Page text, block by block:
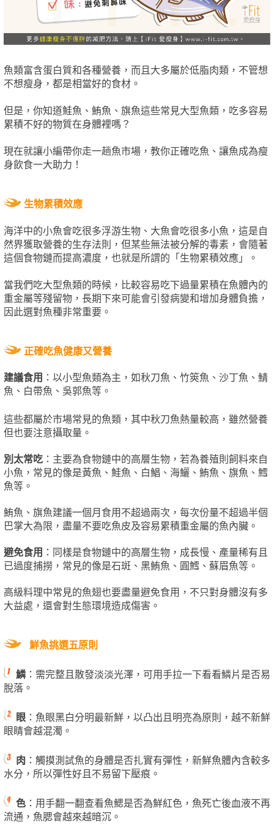
魚類富含蛋白質和各種營養，而且大多屬於低脂肉類，不管想
不想瘦身，都是相當好的食材。
但是，你知道鮭魚、鮪魚、旗魚這些常見大型魚類，吃多容易
累積不好的物質在身體裡嗎？
現在就讓小編帶你走一趟魚市場，教你正確吃魚、讓魚成為瘦
身飲食一大助力！
生物累積效應
海洋中的小魚會吃很多浮游生物、大魚會吃很多小魚，這是自
然界獲取營養的生存法則，但某些無法被分解的毒素，會隨著
這個食物鏈而提高濃度，也就是所謂的「生物累積效應」。
當我們吃大型魚類的時候，比較容易吃下過量累積在魚體內的
重金屬等殘留物，長期下來可能會引發病變和增加身體負擔，
因此選對魚種非常重要。
正確吃魚健康又營養
建議食用 ：以小型魚類為主，如秋刀魚、竹筴魚、沙丁魚、鯖
魚、白帶魚、吳郭魚等。
這些都屬於市場常見的魚類，其中秋刀魚熱量較高，雖然營養
但也要注意攝取量。
別太常吃 ：主要為食物鏈中的高層生物，若為養殖則飼料來自
小魚，常見的像是黃魚、鮭魚、白鯧、海鱺、鮪魚、旗魚、鱈
魚等。
鮪魚、旗魚建議一個月食用不超過兩次，每次份量不超過半個
巴掌大為限，盡量不要吃魚皮及容易累積重金屬的魚內臟。
避免食用 ：同樣是食物鏈中的高層生物，成長慢、產量稀有且
已過度捕撈，常見的像是石斑、黑鮪魚、圓鱈、蘇眉魚等。
高級料理中常見的魚翅也要盡量避免食用，不只對身體沒有多
大益處，還會對生態環境造成傷害。
鮮魚挑選五原則
鱗 ：需完整且散發淡淡光澤，可用手拉一下看看鱗片是否易
脫落。
眼 ：魚眼黑白分明最新鮮，以凸出且明亮為原則，越不新鮮
眼睛會越混濁。
肉 ：觸摸測試魚的身體是否扎實有彈性，新鮮魚體內含較多
水分，所以彈性好且不易留下壓痕。
色 ：用手翻一翻查看魚鰓是否為鮮紅色，魚死亡後血液不再
流通，魚腮會越來越暗沉。